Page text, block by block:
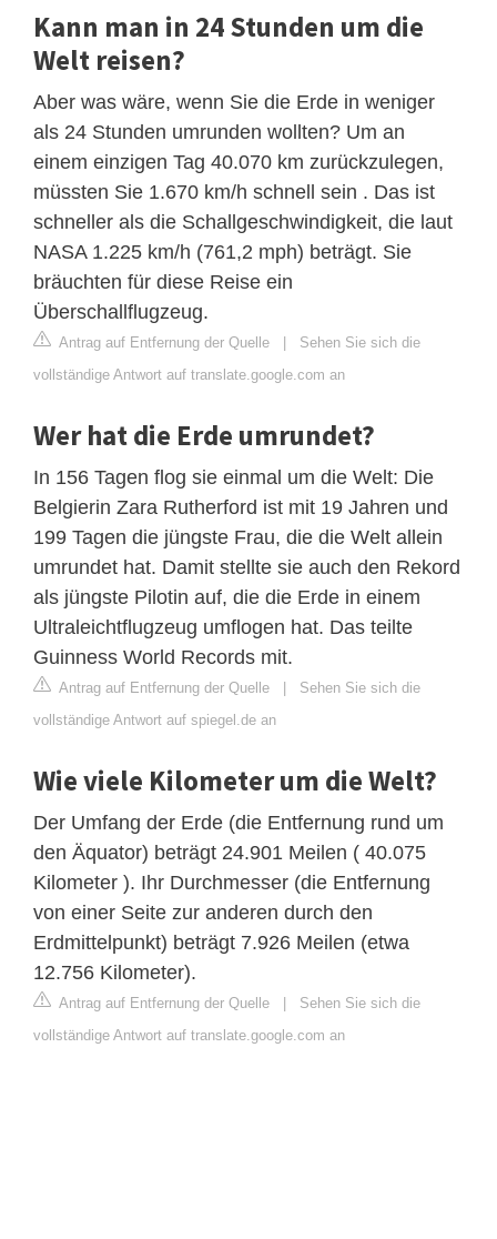
Kann man in 24 Stunden um die
Welt reisen?
Aber was wäre, wenn Sie die Erde in weniger
als 24 Stunden umrunden wollten? Um an
einem einzigen Tag 40.070 km zurückzulegen,
müssten Sie 1.670 km/h schnell sein . Das ist
schneller als die Schallgeschwindigkeit, die laut
NASA 1.225 km/h (761,2 mph) beträgt. Sie
bräuchten für diese Reise ein
Überschallflugzeug.
Antrag auf Entfernung der Quelle | Sehen Sie sich die
vollständige Antwort auf translate.google.com an
Wer hat die Erde umrundet?
In 156 Tagen flog sie einmal um die Welt: Die
Belgierin Zara Rutherford ist mit 19 Jahren und
199 Tagen die jüngste Frau, die die Welt allein
umrundet hat. Damit stellte sie auch den Rekord
als jüngste Pilotin auf, die die Erde in einem
Ultraleichtflugzeug umflogen hat. Das teilte
Guinness World Records mit.
Antrag auf Entfernung der Quelle | Sehen Sie sich die
vollständige Antwort auf spiegel.de an
Wie viele Kilometer um die Welt?
Der Umfang der Erde (die Entfernung rund um
den Äquator) beträgt 24.901 Meilen ( 40.075
Kilometer ). Ihr Durchmesser (die Entfernung
von einer Seite zur anderen durch den
Erdmittelpunkt) beträgt 7.926 Meilen (etwa
12.756 Kilometer).
Antrag auf Entfernung der Quelle | Sehen Sie sich die
vollständige Antwort auf translate.google.com an